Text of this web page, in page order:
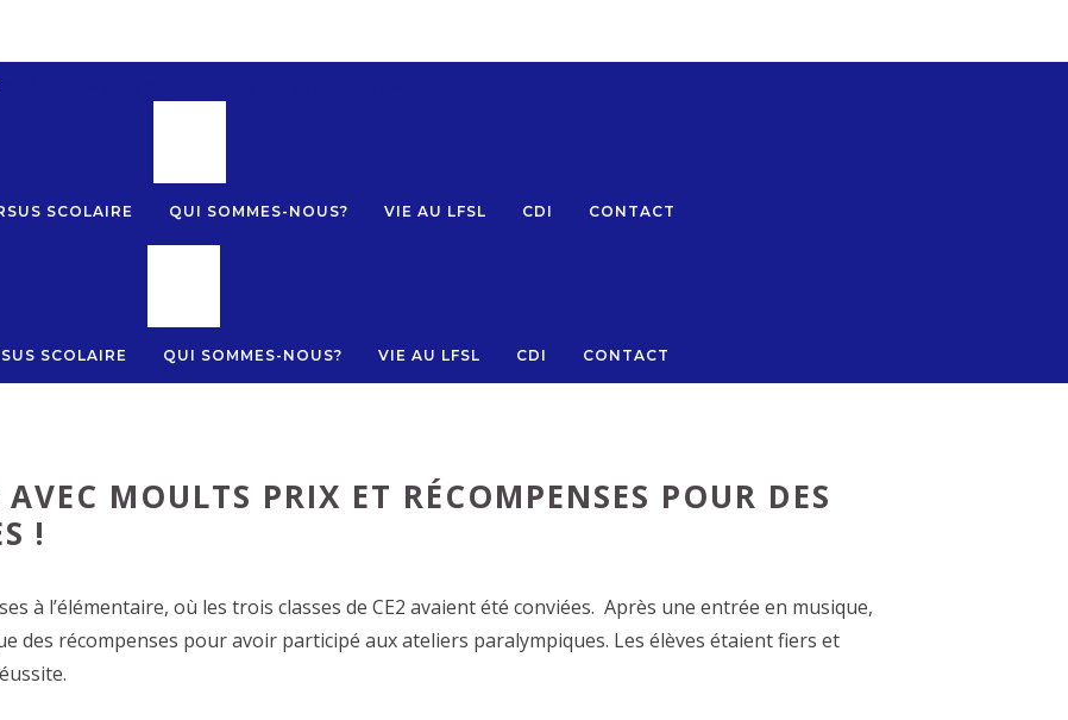
SCOLAIRE QUI SOMMES-NOUS? VIE AU LFSL CDI CONTACT
SCOLAIRE QUI SOMMES-NOUS? VIE AU LFSL CDI CONTACT
MOULTS PRIX ET RÉCOMPENSES POUR DES
!
à l’élémentaire, où les trois classes de CE2 avaient été conviées. Après une entrée en musique,
des récompenses pour avoir participé aux ateliers paralympiques. Les élèves étaient fiers et